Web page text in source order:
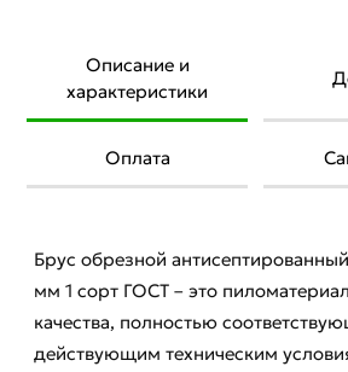
Описание и
характеристики
Оплата
Брус обрезной
мм 1 сорт ГОСТ – это
качества, полностью
действующим техническим